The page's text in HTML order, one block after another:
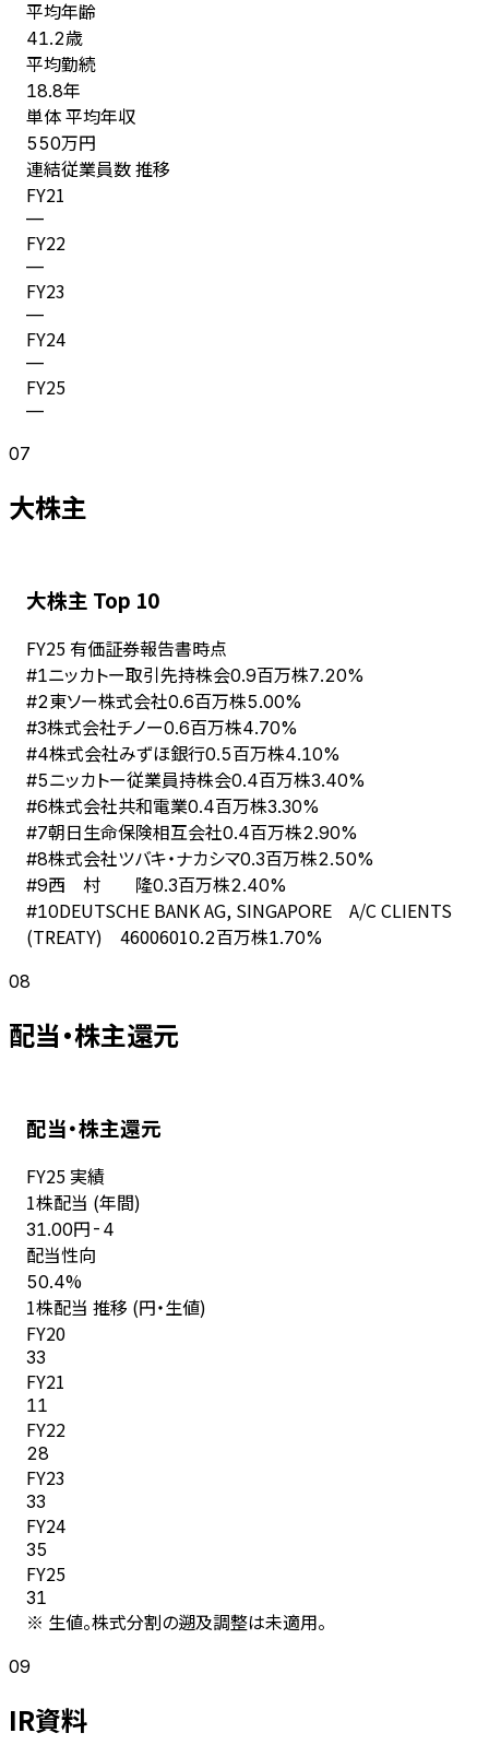
平均年齢
41.2歳
平均勤続
18.8年
単体 平均年収
550万円
連結従業員数 推移
FY21
—
FY22
—
FY23
—
FY24
—
FY25
—
07
大株主
大株主 Top 10
FY25 有価証券報告書時点
#1ニッカトー取引先持株会0.9百万株7.20%
#2東ソー株式会社0.6百万株5.00%
#3株式会社チノー0.6百万株4.70%
#4株式会社みずほ銀行0.5百万株4.10%
#5ニッカトー従業員持株会0.4百万株3.40%
#6株式会社共和電業0.4百万株3.30%
#7朝日生命保険相互会社0.4百万株2.90%
#8株式会社ツバキ・ナカシマ0.3百万株2.50%
#9西 村 隆0.3百万株2.40%
#10DEUTSCHE BANK AG, SINGAPORE A/C CLIENTS
(TREATY) 46006010.2百万株1.70%
08
配当・株主還元
配当・株主還元
FY25 実績
1株配当 (年間)
31.00円 -4
配当性向
50.4%
1株配当 推移 (円・生値)
FY20
33
FY21
11
FY22
28
FY23
33
FY24
35
FY25
31
※ 生値。株式分割の遡及調整は未適用。
09
IR資料